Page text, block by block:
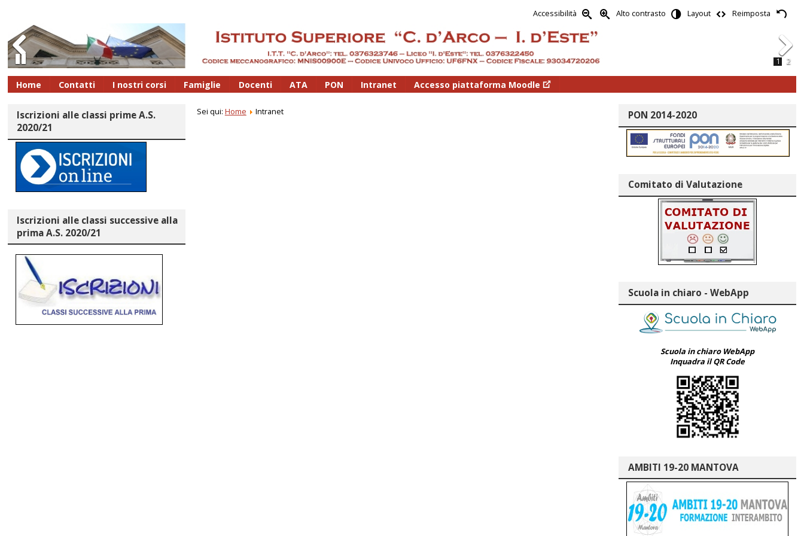
Accessibilità Alto contrasto Layout Reimposta
1 2
Previous Next
Pause
Home Contatti I nostri corsi Famiglie Docenti ATA PON Intranet Accesso piattaforma Moodle
Sei qui: Home Intranet
Iscrizioni alle classi prime A.S.
2020/21
Iscrizioni alle classi successive alla
prima A.S. 2020/21
PON 2014-2020
Comitato di Valutazione
Scuola in chiaro - WebApp
Scuola in chiaro WebApp
Inquadra il QR Code
AMBITI 19-20 MANTOVA